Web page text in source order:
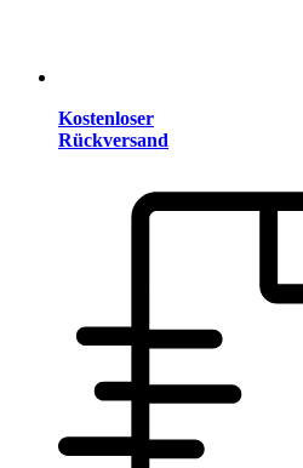
Kostenloser
Rückversand